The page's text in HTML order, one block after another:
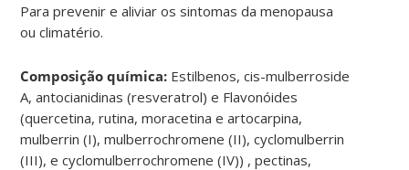
Para prevenir e aliviar os sintomas da menopausa
ou climatério.
Composição química: Estilbenos, cis-mulberroside
A, antocianidinas (resveratrol) e Flavonóides
(quercetina, rutina, moracetina e artocarpina,
mulberrin (I), mulberrochromene (II), cyclomulberrin
(III), e cyclomulberrochromene (IV)) , pectinas,